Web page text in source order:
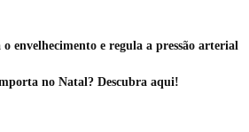
envelhecimento e regula a pressão arterial
no Natal? Descubra aqui!